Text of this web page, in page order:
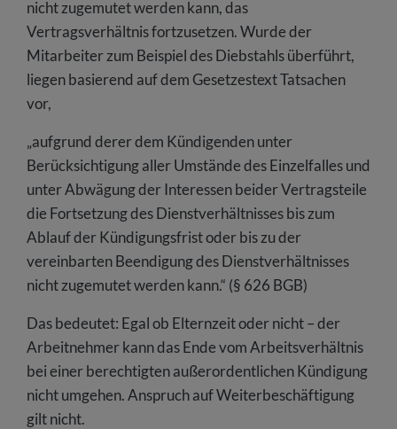
nicht zugemutet werden kann, das
Vertragsverhältnis fortzusetzen. Wurde der
Mitarbeiter zum Beispiel des Diebstahls überführt,
liegen basierend auf dem Gesetzestext Tatsachen
vor,
„aufgrund derer dem Kündigenden unter
Berücksichtigung aller Umstände des Einzelfalles und
unter Abwägung der Interessen beider Vertragsteile
die Fortsetzung des Dienstverhältnisses bis zum
Ablauf der Kündigungsfrist oder bis zu der
vereinbarten Beendigung des Dienstverhältnisses
nicht zugemutet werden kann.“ (§ 626 BGB)
Das bedeutet: Egal ob Elternzeit oder nicht – der
Arbeitnehmer kann das Ende vom Arbeitsverhältnis
bei einer berechtigten außerordentlichen Kündigung
nicht umgehen. Anspruch auf Weiterbeschäftigung
gilt nicht.